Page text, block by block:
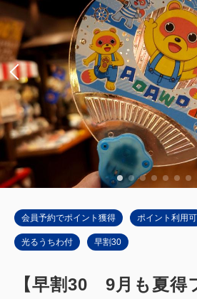
獲得ポイント 490~
禁煙 44平米（10畳＋広
布団×4 Wi-Fiあり（無料）
メインタワー和室
会員予約でポイント獲得 ポイント利用可
光るうちわ付 早割30
【早割30 9月も夏得